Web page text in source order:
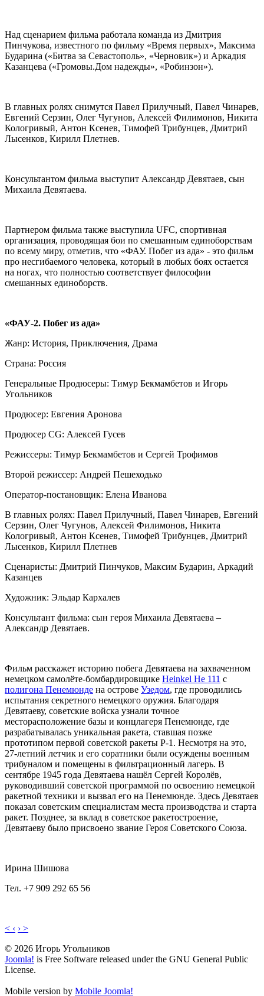
Над сценарием фильма работала команда из Дмитрия
Пинчукова, известного по фильму «Время первых», Максима
Бударина («Битва за Севастополь», «Черновик») и Аркадия
Казанцева («Громовы.Дом надежды», «Робинзон»).
В главных ролях снимутся Павел Прилучный, Павел Чинарев,
Евгений Серзин, Олег Чугунов, Алексей Филимонов, Никита
Кологривый, Антон Ксенев, Тимофей Трибунцев, Дмитрий
Лысенков, Кирилл Плетнев.
Консультантом фильма выступит Александр Девятаев, сын
Михаила Девятаева.
Партнером фильма также выступила UFC, cпортивная
организация, проводящая бои по смешанным единоборствам
по всему миру, отметив, что «ФАУ. Побег из ада» - это фильм
про несгибаемого человека, который в любых боях остается
на ногах, что полностью соответствует философии
смешанных единоборств.
«ФАУ-2. Побег из ада»
Жанр: История, Приключения, Драма
Страна: Россия
Генеральные Продюсеры: Тимур Бекмамбетов и Игорь
Угольников
Продюсер: Евгения Аронова
Продюсер CG: Алексей Гусев
Режиссеры: Тимур Бекмамбетов и Сергей Трофимов
Второй режиссер: Андрей Пешеходько
Оператор-постановщик: Елена Иванова
В главных ролях: Павел Прилучный, Павел Чинарев, Евгений
Серзин, Олег Чугунов, Алексей Филимонов, Никита
Кологривый, Антон Ксенев, Тимофей Трибунцев, Дмитрий
Лысенков, Кирилл Плетнев
Сценаристы: Дмитрий Пинчуков, Максим Бударин, Аркадий
Казанцев
Художник: Эльдар Кархалев
Консультант фильма: сын героя Михаила Девятаева –
Александр Девятаев.
Фильм расскажет историю побега Девятаева на захваченном
немецком самолёте-бомбардировщике Heinkel He 111 с
полигона Пенемюнде на острове Узедом, где проводились
испытания секретного немецкого оружия. Благодаря
Девятаеву, советские войска узнали точное
месторасположение базы и концлагеря Пенемюнде, где
разрабатывалась уникальная ракета, ставшая позже
прототипом первой советской ракеты Р-1. Несмотря на это,
27-летний летчик и его соратники были осуждены военным
трибуналом и помещены в фильтрационный лагерь. В
сентябре 1945 года Девятаева нашёл Сергей Королёв,
руководивший советской программой по освоению немецкой
ракетной техники и вызвал его на Пенемюнде. Здесь Девятаев
показал советским специалистам места производства и старта
ракет. Позднее, за вклад в советское ракетостроение,
Девятаеву было присвоено звание Героя Советского Союза.
Ирина Шишова
Тел. +7 909 292 65 56
< ‹ › >
© 2026 Игорь Угольников
Joomla! is Free Software released under the GNU General Public
License.
Mobile version by Mobile Joomla!